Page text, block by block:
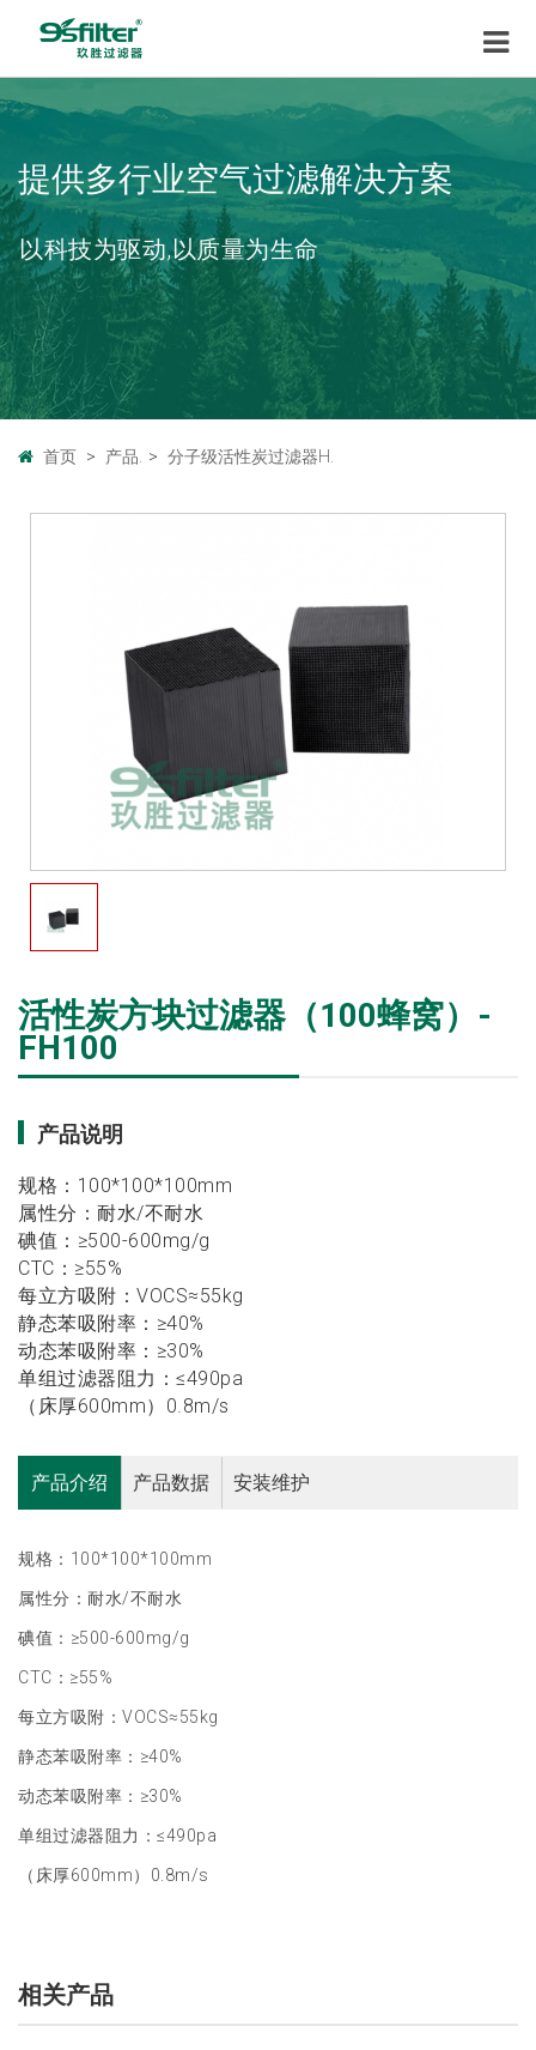
以科技为驱动,以质量为生命
提供多行业空气过滤解决方案
首页 > 产品. > 分子级活性炭过滤器H.
活性炭方块过滤器（100蜂窝）-
FH100
产品说明
规格：100*100*100mm
属性分：耐水/不耐水
碘值：≥500-600mg/g
CTC：≥55%
每立方吸附：VOCS≈55kg
静态苯吸附率：≥40%
动态苯吸附率：≥30%
单组过滤器阻力：≤490pa
（床厚600mm）0.8m/s
产品介绍 产品数据 安装维护
规格： 100*100*100mm
属性分：耐水/不耐水
碘值：≥500-600mg/g
CTC：≥55%
每立方吸附： VOCS≈55kg
静态苯吸附率：≥40%
动态苯吸附率：≥30%
单组过滤器阻力：≤490pa
（床厚600mm） 0.8m/s
相关产品